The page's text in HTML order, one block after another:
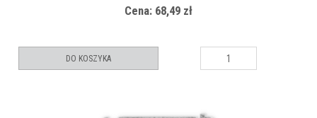
Cena: 68,49 zł
DO KOSZYKA